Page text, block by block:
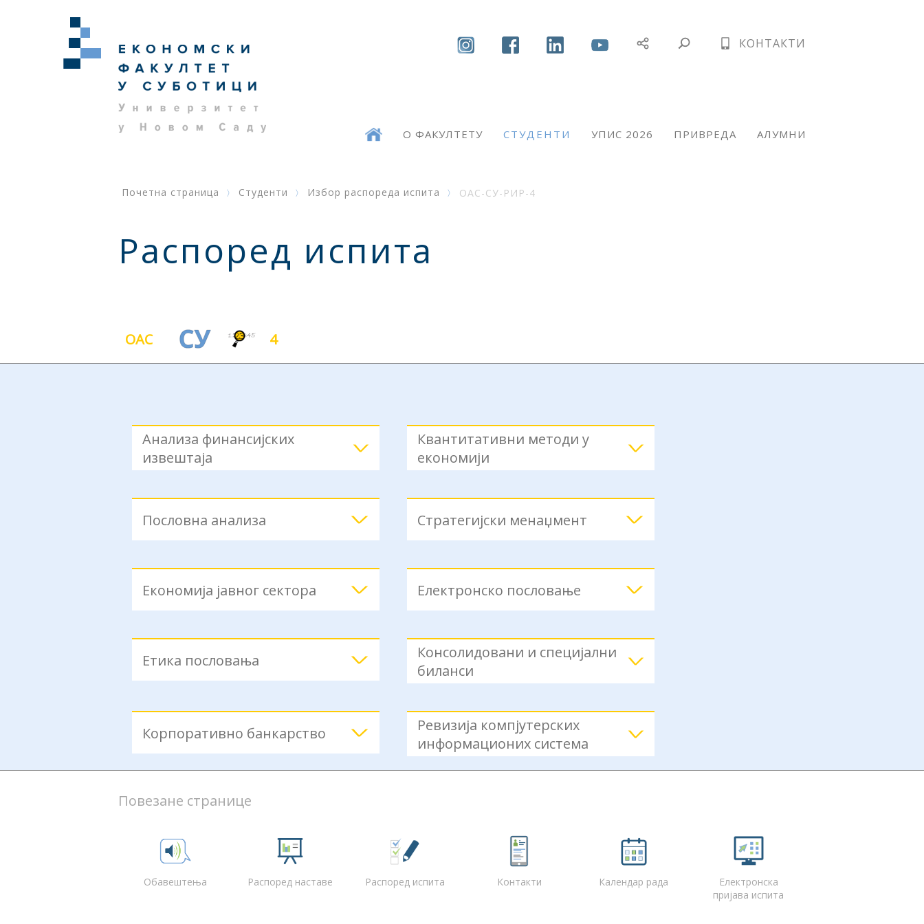
КОНТАКТИ
О ФАКУЛТЕТУ СТУДЕНТИ УПИС 2026 ПРИВРЕДА АЛУМНИ
Почетна страница Студенти Избор распореда испита ОАС-СУ-РИР-4
Распоред испита
ОАС 4
Анализа финансијских
извештаја
Квантитативни методи у
економији
Пословна анализа Стратегијски менаџмент
Економија јавног сектора Електронско пословање
Етика пословања
Консолидовани и специјални
биланси
Корпоративно банкарство
Ревизија компјутерских
информационих система
Повезане странице
Обавештења Распоред наставе Распоред испита Контакти Календар рада
Електронска
пријава испита